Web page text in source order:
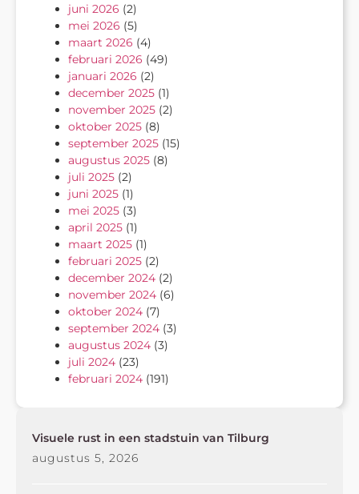
juni 2026 (2)
mei 2026 (5)
maart 2026 (4)
februari 2026 (49)
januari 2026 (2)
december 2025 (1)
november 2025 (2)
oktober 2025 (8)
september 2025 (15)
augustus 2025 (8)
juli 2025 (2)
juni 2025 (1)
mei 2025 (3)
april 2025 (1)
maart 2025 (1)
februari 2025 (2)
december 2024 (2)
november 2024 (6)
oktober 2024 (7)
september 2024 (3)
augustus 2024 (3)
juli 2024 (23)
februari 2024 (191)
Visuele rust in een stadstuin van Tilburg
augustus 5, 2026